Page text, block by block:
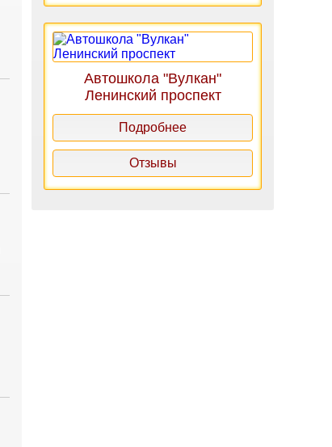
Автошкола "Вулкан"
Ленинский проспект
Подробнее
Отзывы